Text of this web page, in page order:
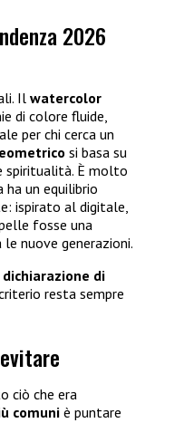
2026
Ilwatercolor
di colore fluide,
per chi cerca un
si basa su
spiritualità. È molto
ha un equilibrio
ispirato al digitale,
fosse una
nuove generazioni.
di
resta sempre
ciò che era
comuni è puntare